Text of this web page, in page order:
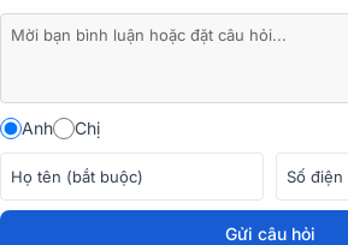
2. Cấu hình loa mạnh mẽ - Âm
Anh Chị
Gửi câu hỏi